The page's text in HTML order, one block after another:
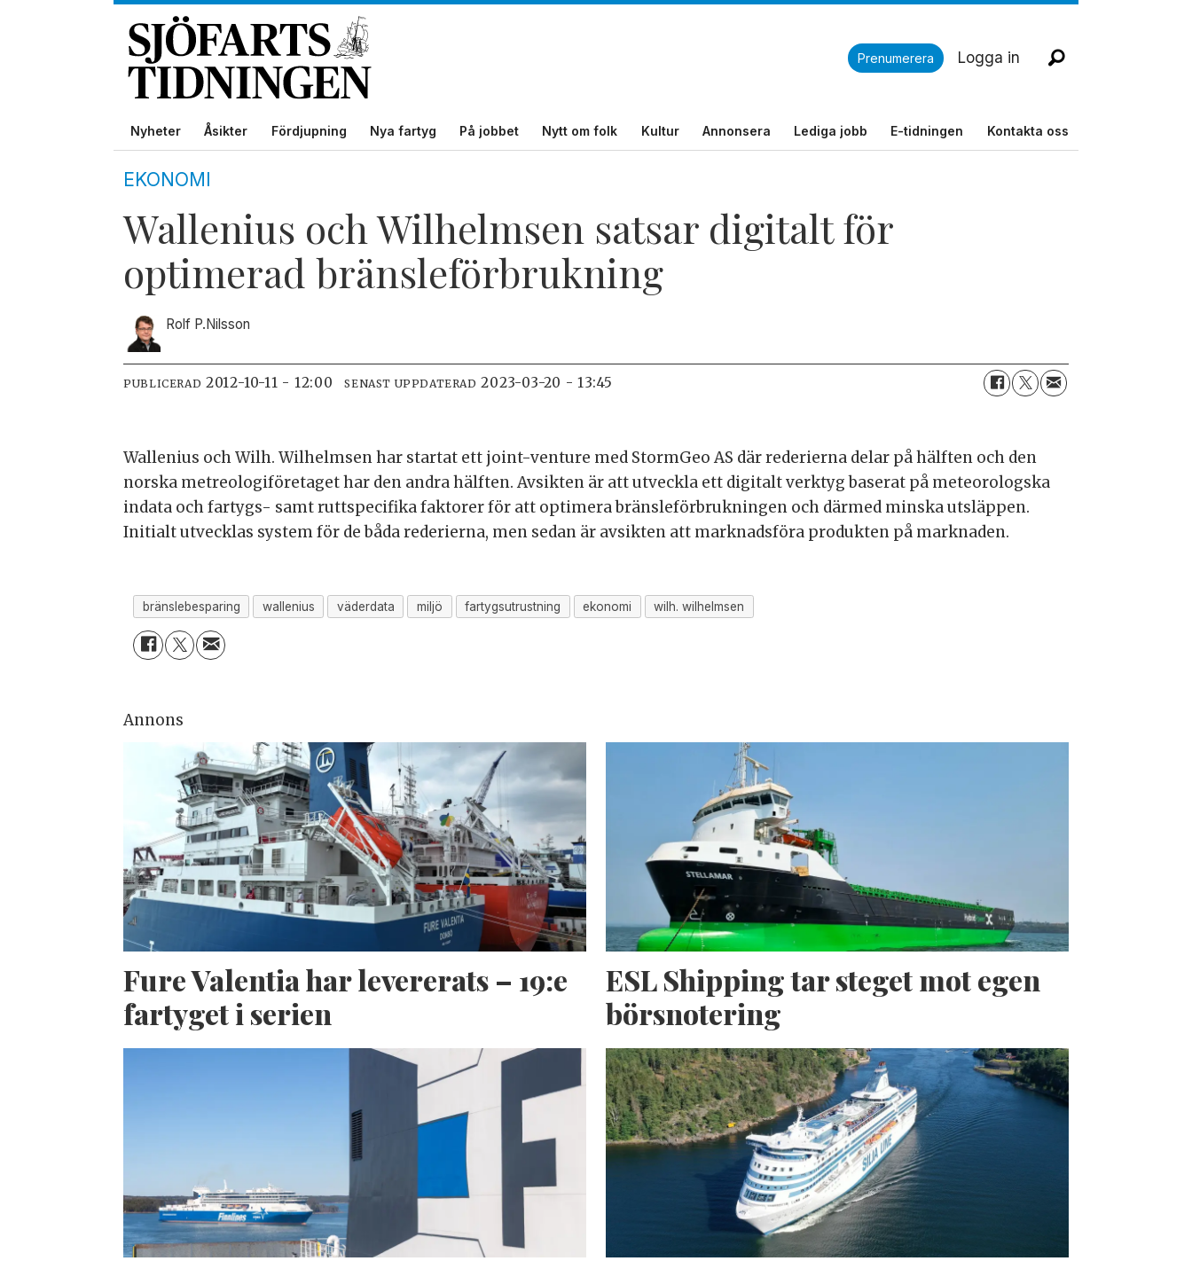
Prenumerera Logga in
Nyheter Åsikter Fördjupning Nya fartyg På jobbet Nytt om folk Kultur Annonsera Lediga jobb E-tidningen Kontakta oss
EKONOMI
Wallenius och Wilhelmsen satsar digitalt för
optimerad bränsleförbrukning
Rolf P. Nilsson
PUBLICERAD 2012-10-11 - 12:00 SENAST UPPDATERAD 2023-03-20 - 13:45
Wallenius och Wilh. Wilhelmsen har startat ett joint-venture med StormGeo AS där rederierna delar på hälften och den
norska metreologiföretaget har den andra hälften. Avsikten är att utveckla ett digitalt verktyg baserat på meteorologska
indata och fartygs- samt ruttspecifika faktorer för att optimera bränsleförbrukningen och därmed minska utsläppen.
Initialt utvecklas system för de båda rederierna, men sedan är avsikten att marknadsföra produkten på marknaden.
bränslebesparing wallenius väderdata miljö fartygsutrustning ekonomi wilh. wilhelmsen
Annons
Fure Valentia har levererats – 19:e
fartyget i serien
ESL Shipping tar steget mot egen
börsnotering